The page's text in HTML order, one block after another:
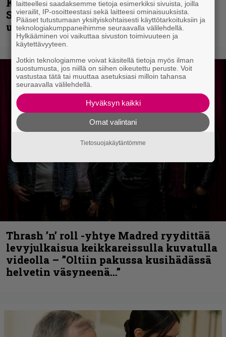
Kunnianosoitus hyiselle Pohjolalle –
Shining hyppäsi keskelle kinoksia
uudella videollaan
Thrash ’n’ roll -yhtye Madred ryydittää
levyjulkaisua keikkareissulla kuvatulla
videolla – ”Oltiin pakussa kusihädässä
helvetin väsyneenä…”
laitteellesi saadaksemme tietoja esimerkiksi sivuista, joilla
vierailit, IP-osoitteestasi sekä laitteesi ominaisuuksista.
Pääset tutustumaan yksityiskohtaisesti käyttötarkoituksiin ja
teknologiakumppaneihimme seuraavalla välilehdellä.
Hylkääminen voi vaikuttaa sivuston toimivuuteen ja
käytettävyyteen.
Jotkin teknologiamme voivat käsitellä tietoja myös ilman
suostumusta, jos niillä on siihen oikeutettu peruste. Voit
vastustaa tätä tai muuttaa asetuksiasi milloin tahansa
seuraavalla välilehdellä.
Hyväksyn kaikki
Omat valintani
Tietosuojakäytäntömme